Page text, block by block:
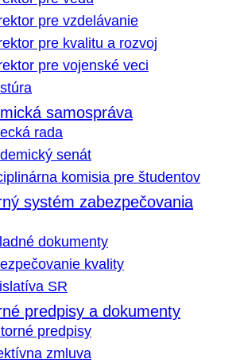
pre vzdelávanie
pre kvalitu a rozvoj
pre vojenské veci
samospráva
rada
senát
komisia pre študentov
systém zabezpečovania
dokumenty
kvality
SR
predpisy a dokumenty
predpisy
zmluva